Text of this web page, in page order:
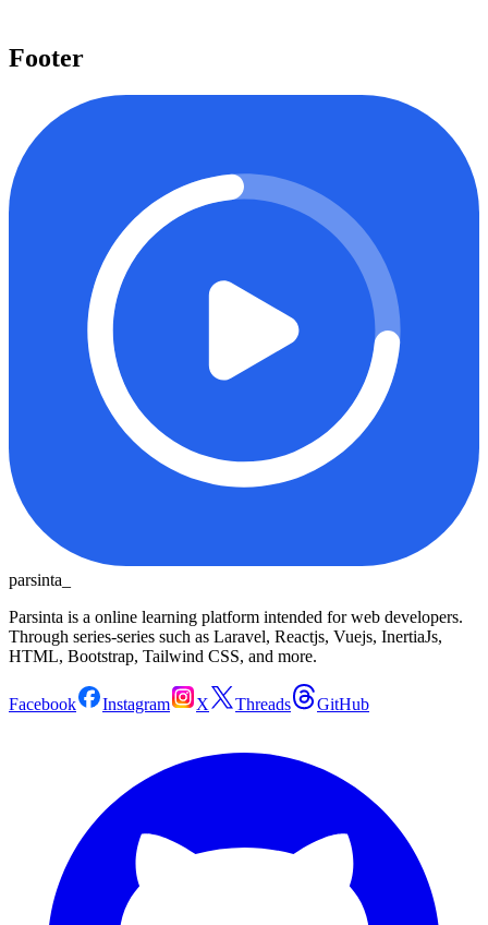
Footer
parsinta_
Parsinta is a online learning platform intended for web developers.
Through series-series such as Laravel, Reactjs, Vuejs, InertiaJs,
HTML, Bootstrap, Tailwind CSS, and more.
Facebook Instagram X Threads GitHub